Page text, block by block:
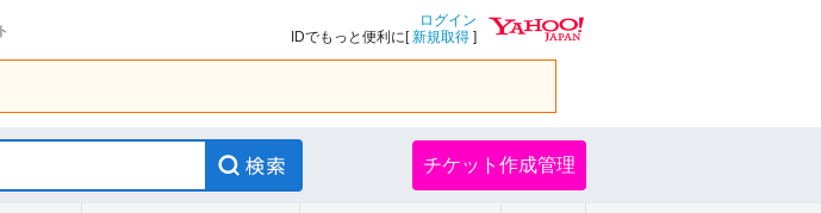
ログイン
IDでもっと便利に[新規取得 ]
チケット作成管理